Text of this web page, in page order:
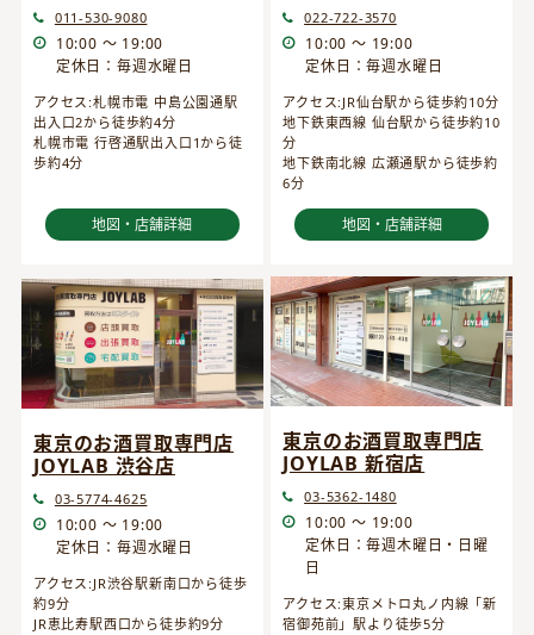
011-530-9080
10:00 ～ 19:00
定休日：毎週水曜日
アクセス:札幌市電 中島公園通駅
出入口2から徒歩約4分
札幌市電 行啓通駅出入口1から徒
歩約4分
地図・店舗詳細
022-722-3570
10:00 ～ 19:00
定休日：毎週水曜日
アクセス:JR仙台駅から徒歩約10分
地下鉄東西線 仙台駅から徒歩約10
分
地下鉄南北線 広瀬通駅から徒歩約
6分
地図・店舗詳細
東京のお酒買取専門店
JOYLAB 渋谷店
03-5774-4625
10:00 ～ 19:00
定休日：毎週水曜日
アクセス:JR渋谷駅新南口から徒歩
約9分
JR恵比寿駅西口から徒歩約9分
東京のお酒買取専門店
JOYLAB 新宿店
03-5362-1480
10:00 ～ 19:00
定休日：毎週木曜日・日曜
日
アクセス:東京メトロ丸ノ内線「新
宿御苑前」駅より徒歩5分